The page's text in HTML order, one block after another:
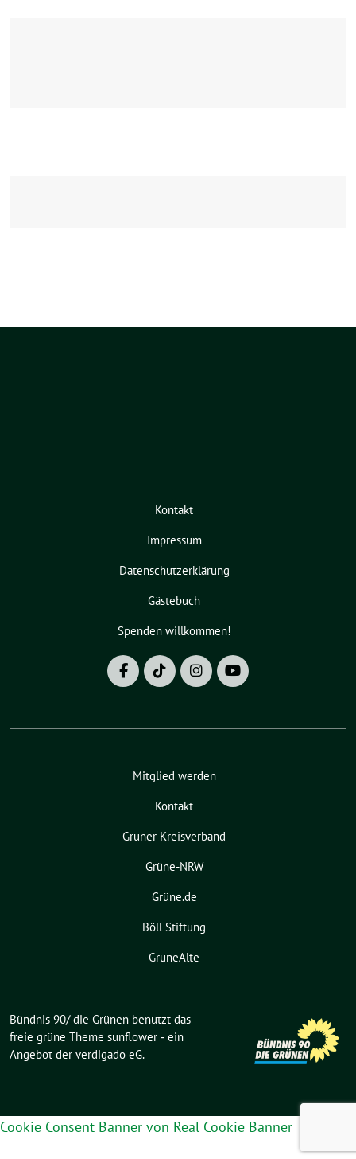
Kontakt
Impressum
Datenschutzerklärung
Gästebuch
Spenden willkommen!
Mitglied werden
Kontakt
Grüner Kreisverband
Grüne-NRW
Grüne.de
Böll Stiftung
GrüneAlte
Bündnis 90/ die Grünen benutzt das
freie grüne Theme sunflower ‐ ein
Angebot der verdigado eG.
Cookie Consent Banner von Real Cookie Banner